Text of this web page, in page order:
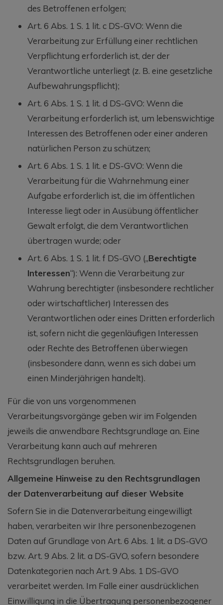
des Betroffenen erfolgen;
Art. 6 Abs. 1 S. 1 lit. c DS-GVO: Wenn die
Verarbeitung zur Erfüllung einer rechtlichen
Verpflichtung erforderlich ist, der der
Verantwortliche unterliegt (z. B. eine gesetzliche
Aufbewahrungspflicht);
Art. 6 Abs. 1 S. 1 lit. d DS-GVO: Wenn die
Verarbeitung erforderlich ist, um lebenswichtige
Interessen des Betroffenen oder einer anderen
natürlichen Person zu schützen;
Art. 6 Abs. 1 S. 1 lit. e DS-GVO: Wenn die
Verarbeitung für die Wahrnehmung einer
Aufgabe erforderlich ist, die im öffentlichen
Interesse liegt oder in Ausübung öffentlicher
Gewalt erfolgt, die dem Verantwortlichen
übertragen wurde; oder
Art. 6 Abs. 1 S. 1 lit. f DS-GVO („Berechtigte
Interessen“): Wenn die Verarbeitung zur
Wahrung berechtigter (insbesondere rechtlicher
oder wirtschaftlicher) Interessen des
Verantwortlichen oder eines Dritten erforderlich
ist, sofern nicht die gegenläufigen Interessen
oder Rechte des Betroffenen überwiegen
(insbesondere dann, wenn es sich dabei um
einen Minderjährigen handelt).
Für die von uns vorgenommenen
Verarbeitungsvorgänge geben wir im Folgenden
jeweils die anwendbare Rechtsgrundlage an. Eine
Verarbeitung kann auch auf mehreren
Rechtsgrundlagen beruhen.
Allgemeine Hinweise zu den Rechtsgrundlagen
der Datenverarbeitung auf dieser Website
Sofern Sie in die Datenverarbeitung eingewilligt
haben, verarbeiten wir Ihre personenbezogenen
Daten auf Grundlage von Art. 6 Abs. 1 lit. a DS-GVO
bzw. Art. 9 Abs. 2 lit. a DS-GVO, sofern besondere
Datenkategorien nach Art. 9 Abs. 1 DS-GVO
verarbeitet werden. Im Falle einer ausdrücklichen
Einwilligung in die Übertragung personenbezogener